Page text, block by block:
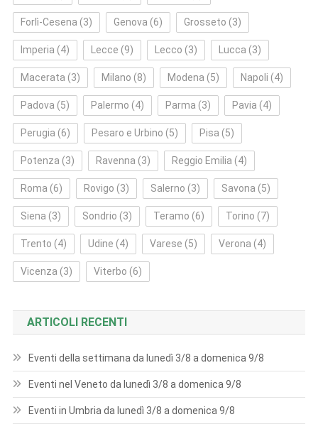
Forlì‑Cesena (3) Genova (6) Grosseto (3)
Imperia (4) Lecce (9) Lecco (3) Lucca (3)
Macerata (3) Milano (8) Modena (5) Napoli (4)
Padova (5) Palermo (4) Parma (3) Pavia (4)
Perugia (6) Pesaro e Urbino (5) Pisa (5)
Potenza (3) Ravenna (3) Reggio Emilia (4)
Roma (6) Rovigo (3) Salerno (3) Savona (5)
Siena (3) Sondrio (3) Teramo (6) Torino (7)
Trento (4) Udine (4) Varese (5) Verona (4)
Vicenza (3) Viterbo (6)
ARTICOLI RECENTI
Eventi della settimana da lunedì 3/8 a domenica 9/8
Eventi nel Veneto da lunedì 3/8 a domenica 9/8
Eventi in Umbria da lunedì 3/8 a domenica 9/8